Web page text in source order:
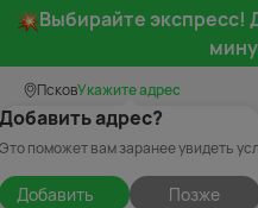
Выбирайте экспресс!
ПсковУкажите адрес
адрес?
поможет вам заранее увидеть
Добавить Позже